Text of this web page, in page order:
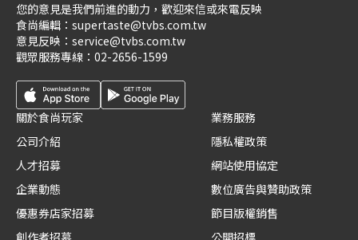
您的意見是我們前進的動力，歡迎來信或來電反映
食尚編輯： supertaste@tvbs.com.tw
意見反映： service@tvbs.com.tw
觀眾服務專線： 02-2656-1599
關於食尚玩家
公司介紹
人才招募
企業動態
優惠券店家招募
創作者招募
業務服務
隱私權政策
網站使用協定
數位廣告與贊助政策
節目版權銷售
公開招標